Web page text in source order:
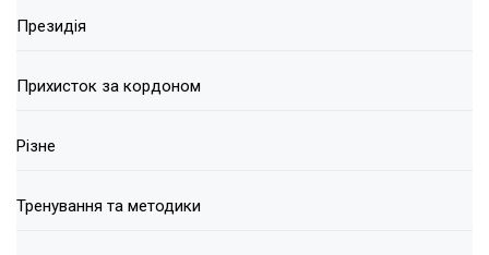
Президія
Прихисток за кордоном
Різне
Тренування та методики